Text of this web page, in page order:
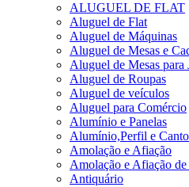
ALUGUEL DE FLAT
Aluguel de Flat
Aluguel de Máquinas
Aluguel de Mesas e
Aluguel de Mesas para
Aluguel de Roupas
Aluguel de veículos
Aluguel para Comércio
Alumínio e Panelas
Alumínio,Perfil e
Amolação e Afiação
Amolação e Afiação
Antiquário